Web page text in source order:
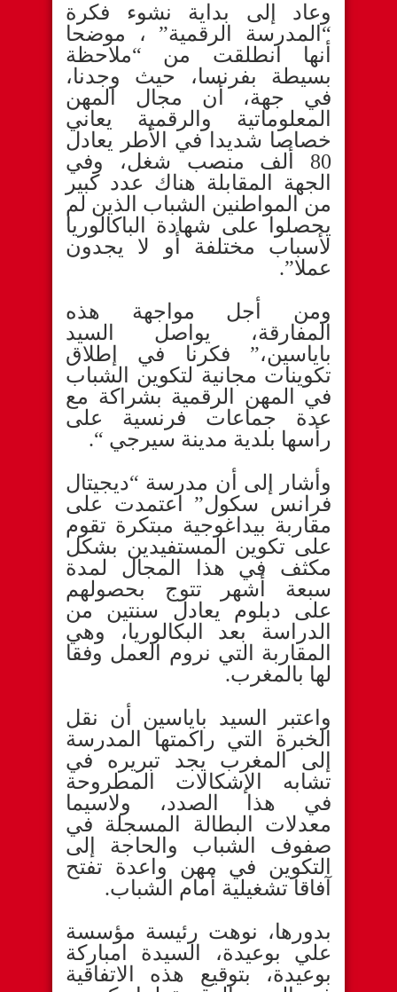
وعاد إلى بداية نشوء فكرة
“المدرسة الرقمية” ، موضحا
أنها انطلقت من “ملاحظة
بسيطة بفرنسا، حيث وجدنا،
في جهة، أن مجال المهن
المعلوماتية والرقمية يعاني
خصاصا شديدا في الأطر يعادل
80 ألف منصب شغل، وفي
الجهة المقابلة هناك عدد كبير
من المواطنين الشباب الذين لم
يحصلوا على شهادة الباكالوريا
لأسباب مختلفة أو لا يجدون
عملا”.
ومن أجل مواجهة هذه
المفارقة، يواصل السيد
باياسين،” فكرنا في إطلاق
تكوينات مجانية لتكوين الشباب
في المهن الرقمية بشراكة مع
عدة جماعات فرنسية على
رأسها بلدية مدينة سيرجي “.
وأشار إلى أن مدرسة “ديجيتال
فرانس سكول” اعتمدت على
مقاربة بيداغوجية مبتكرة تقوم
على تكوين المستفيدين بشكل
مكثف في هذا المجال لمدة
سبعة أشهر تتوج بحصولهم
على دبلوم يعادل سنتين من
الدراسة بعد البكالوريا، وهي
المقاربة التي نروم العمل وفقا
لها بالمغرب.
واعتبر السيد باياسين أن نقل
الخبرة التي راكمتها المدرسة
إلى المغرب يجد تبريره في
تشابه الإشكالات المطروحة
في هذا الصدد، ولاسيما
معدلات البطالة المسجلة في
صفوف الشباب والحاجة إلى
التكوين في مهن واعدة تفتح
آفاقا تشغيلية أمام الشباب.
بدورها، نوهت رئيسة مؤسسة
علي بوعيدة، السيدة امباركة
بوعيدة، بتوقيع هذه الاتفاقية